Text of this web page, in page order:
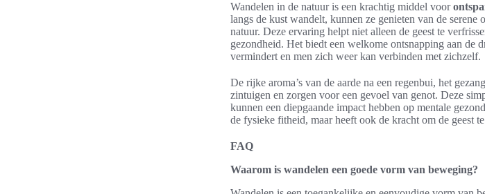
Wandelen in de natuur is een krachtig middel voor
langs de kust wandelt, kunnen ze genieten van de
natuur. Deze ervaring helpt niet alleen de geest te
gezondheid. Het biedt een welkome ontsnapping aan de
vermindert en men zich weer kan verbinden met zichzelf.
De rijke aroma’s van de aarde na een regenbui, het
zintuigen en zorgen voor een gevoel van genot. Deze
kunnen een diepgaande impact hebben op mentale
de fysieke fitheid, maar heeft ook de kracht om de geest
FAQ
Waarom is wandelen een goede vorm van beweging?